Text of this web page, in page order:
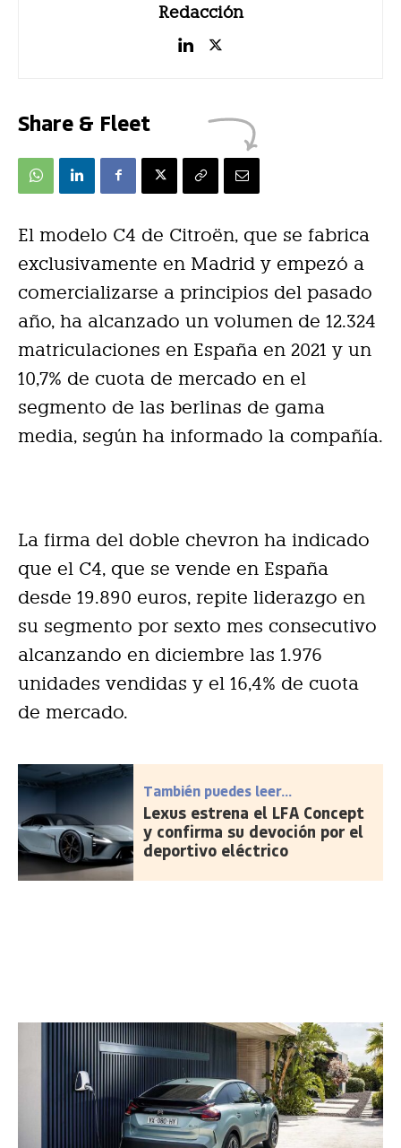
Redacción
Share & Fleet
El modelo C4 de Citroën, que se fabrica
exclusivamente en Madrid y empezó a
comercializarse a principios del pasado
año, ha alcanzado un volumen de 12.324
matriculaciones en España en 2021 y un
10,7% de cuota de mercado en el
segmento de las berlinas de gama
media, según ha informado la compañía.
La firma del doble chevron ha indicado
que el C4, que se vende en España
desde 19.890 euros, repite liderazgo en
su segmento por sexto mes consecutivo
alcanzando en diciembre las 1.976
unidades vendidas y el 16,4% de cuota
de mercado.
También puedes leer...
Lexus estrena el LFA Concept
y confirma su devoción por el
deportivo eléctrico